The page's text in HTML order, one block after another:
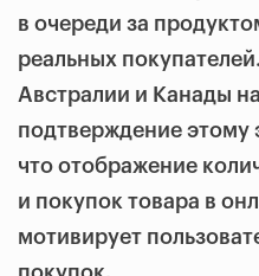
в очереди за
реальных
Австралии и Канады
подтверждение этому
что отображение
и покупок товара в
мотивирует